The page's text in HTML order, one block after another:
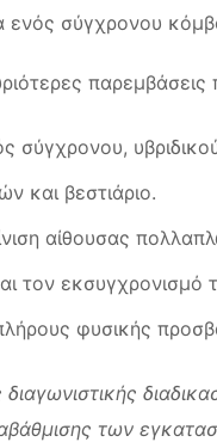
ενός σύγχρονου
παρεμβάσεις
σύγχρονου,
και βεστιάριο.
αίθουσας
τον
φυσικής
των